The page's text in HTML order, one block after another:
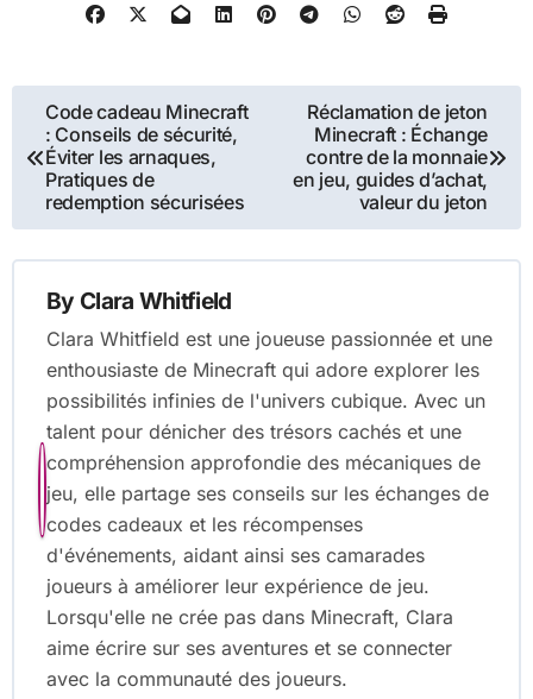
Post
navigation
Code cadeau Minecraft
: Conseils de sécurité,
Éviter les arnaques,
Pratiques de
redemption sécurisées
Réclamation de jeton
Minecraft : Échange
contre de la monnaie
en jeu, guides d’achat,
valeur du jeton
By Clara Whitfield
Clara Whitfield est une joueuse passionnée et une
enthousiaste de Minecraft qui adore explorer les
possibilités infinies de l'univers cubique. Avec un
talent pour dénicher des trésors cachés et une
compréhension approfondie des mécaniques de
jeu, elle partage ses conseils sur les échanges de
codes cadeaux et les récompenses
d'événements, aidant ainsi ses camarades
joueurs à améliorer leur expérience de jeu.
Lorsqu'elle ne crée pas dans Minecraft, Clara
aime écrire sur ses aventures et se connecter
avec la communauté des joueurs.